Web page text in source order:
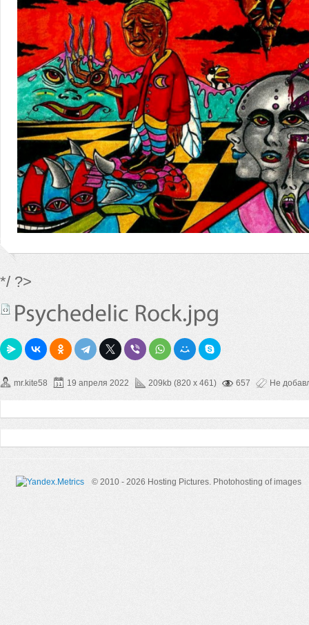
*/ ?>
mr.kite58 19 апреля 2022 209kb (820 x 461) 657 Не
© 2010 - 2026 Hosting Pictures. Photohosting of images